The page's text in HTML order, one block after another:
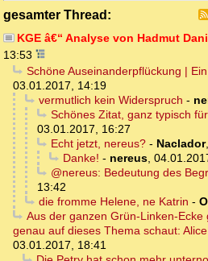
gesamter Thread:
KGE â€“ Analyse von Hadmut
13:53
Schöne Auseinanderpflückung |
03.01.2017, 14:19
vermutlich kein Widerspruch -
Schönes Zitat, ganz typisch
03.01.2017, 16:27
Echt jetzt, nereus?- Naclador,
Danke! - nereus,
@nereus: Bedeutung des
13:42
die fromme Helene, ne Katrin -
Aus der ganzen Grün-Linken-
genau auf dieses Thema schaut:
03.01.2017, 18:41